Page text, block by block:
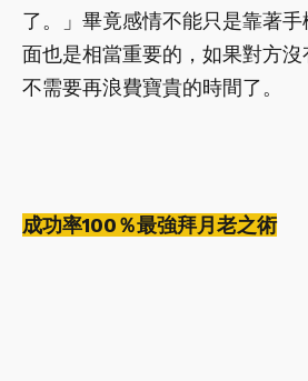
了。」畢竟感情不能只是靠著
面也是相當重要的，如果對方
不需要再浪費寶貴的時間了。
成功率100％最強拜月老之術